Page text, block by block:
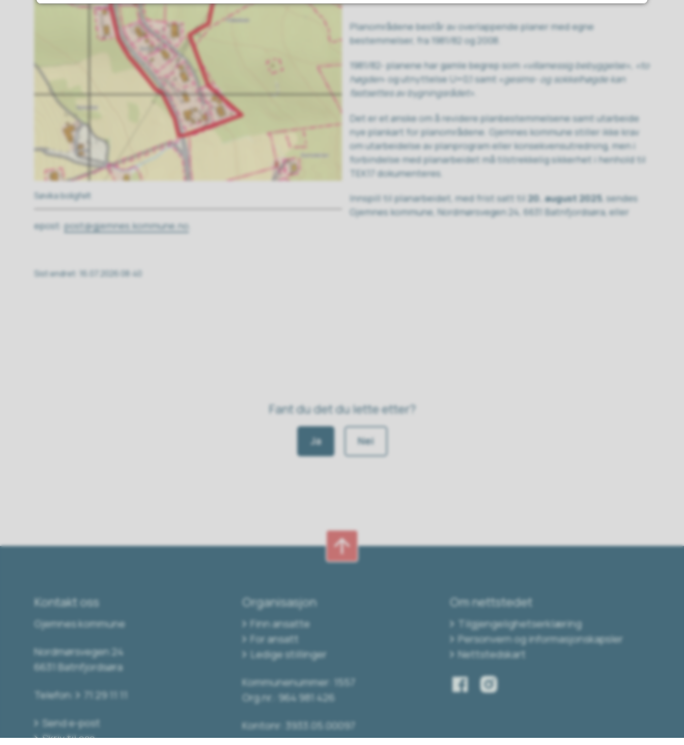
Søvika boligfelt
Planområdene består av overlappende planer med egne
bestemmelser, fra 1981/82 og 2008.
1981/82- planene har gamle begrep som «villamessig bebyggelse», «to
høgder» og utnyttelse U=0,1 samt «gesims- og sokkelhøgde kan
fastsettes av bygningsrådet»
Det er et ønske om å revidere planbestemmelsene samt utarbeide
nye plankart for planområdene. Gjemnes kommune stiller ikke krav
om utarbeidelse av planprogram eller konsekvensutredning, men i
forbindelse med planarbeidet må tilstrekkelig sikkerhet i henhold til
TEK17 dokumenteres.
Innspill til planarbeidet, med frist satt til 20. august 2025, sendes
Gjemnes kommune, Nordmørsvegen 24, 6631 Batnfjordsøra, eller
epost:post@gjemnes.kommune.no
Sist endret 16.07.2026 08:40
Fant du det du lette etter?
Ja Nei
Kontakt oss
Gjemnes kommune
Nordmørsvegen 24
6631 Batnfjordsøra
Telefon: 71 29 11 11
Send e-post
Skriv til oss
Organisasjon
Finn ansatte
For ansatt
Ledige stillinger
Kommunenummer: 1557
Org.nr.: 964 981 426
Kontonr: 3933.05.00097
Om nettstedet
Tilgjengelighetserklæring
Personvern og informasjonskapsler
Nettstedskart